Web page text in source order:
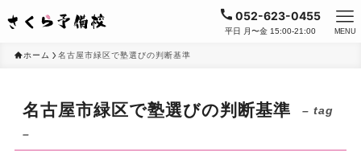
052-623-0455
平日 月〜金 15:00-21:00 MENU
ホーム 名古屋市緑区で塾選びの判断基準
名古屋市緑区で塾選びの判断基準
– tag
–